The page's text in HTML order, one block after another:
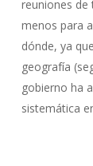
reuniones de
menos para
dónde, ya
geografía
gobierno ha
sistemática